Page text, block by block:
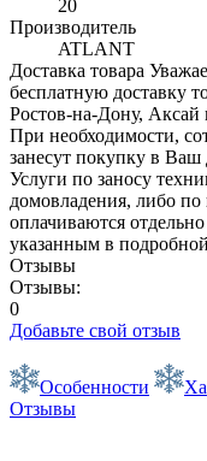
20
Производитель
ATLANT
Доставка товара
бесплатную доставку
Ростов-на-Дону, Аксай
При необходимости,
занесут покупку в Ваш
Услуги по заносу
домовладения, либо
оплачиваются
указанным в
Отзывы
Отзывы:
0
Добавьте свой отзыв
Особенности
Отзывы